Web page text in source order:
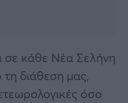
σε κάθε Νέα Σελήνη
διάθεση μας,
όσο